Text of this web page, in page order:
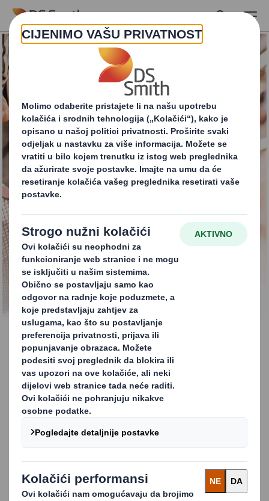
Skip to main content
POS ambalaža
(displayi)
KONTAKTIRAJTE NAS
POS ambalaža (displayi)
U ovom vremenu sveprisutnosti raznih
prodajnih kanala, lako se propuste POS
materijali kao mogući način povećanja
prodaje. Nedavne brojke su pokazale kako su
Point of Sale displayi i dalje visoko efektivni
kao metoda utjecaja na donošenje kupčevih
odluka.